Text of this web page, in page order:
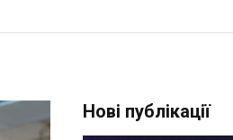
Нові публікації